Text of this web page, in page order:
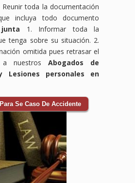
toda la documentación
incluya todo documento
1. Informar toda la
tenga sobre su situación. 2.
omitida pues retrasar el
a nuestros Abogados de
Lesiones personales en
Se Caso De Accidente